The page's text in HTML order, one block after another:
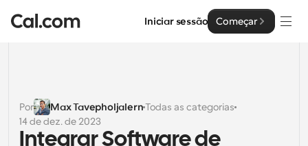
Iniciar sessão Começar
Soluções
Por tamanho da equipa
Empresa
Por Max TavepholjalernTodas as categorias
14 de dez. de 2023
Integrar Software de